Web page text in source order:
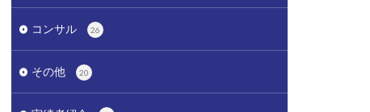
コンサル 26
その他 20